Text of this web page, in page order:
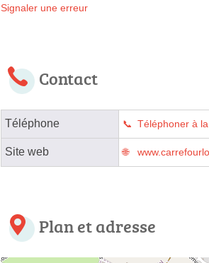
Signaler une erreur
Contact
Téléphone Téléphoner à
Site web
Plan et adresse